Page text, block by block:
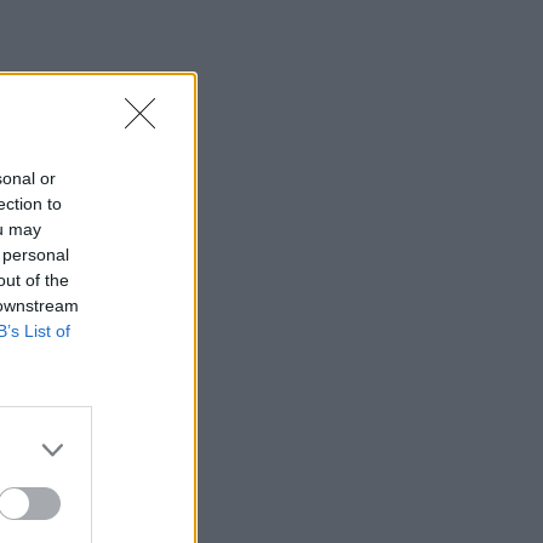
or
to
may
of the
List of